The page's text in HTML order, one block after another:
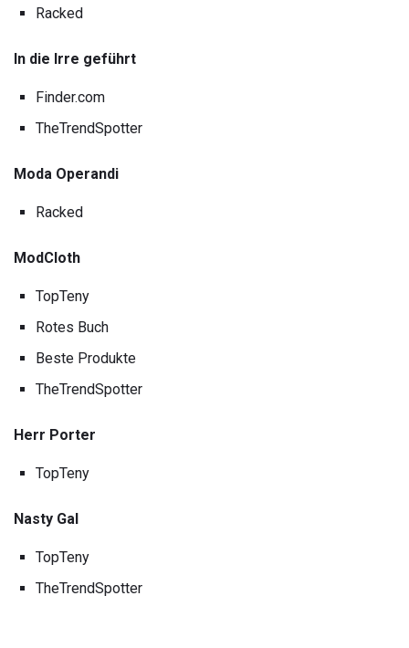
Racked
In die Irre geführt
Finder.com
TheTrendSpotter
Moda Operandi
Racked
ModCloth
TopTeny
Rotes Buch
Beste Produkte
TheTrendSpotter
Herr Porter
TopTeny
Nasty Gal
TopTeny
TheTrendSpotter